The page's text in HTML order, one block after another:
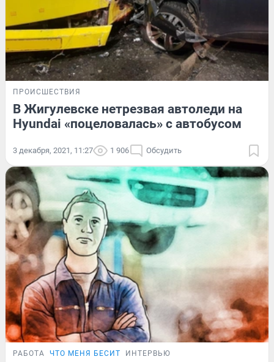
ПРОИСШЕСТВИЯ
В Жигулевске нетрезвая автоледи на
Hyundai «поцеловалась» с автобусом
3 декабря, 2021, 11:27 1 906 Обсудить
РАБОТА ЧТО МЕНЯ БЕСИТ ИНТЕРВЬЮ